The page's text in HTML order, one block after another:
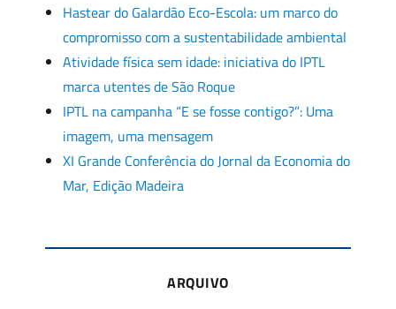
Hastear do Galardão Eco-Escola: um marco do
compromisso com a sustentabilidade ambiental
Atividade física sem idade: iniciativa do IPTL
marca utentes de São Roque
IPTL na campanha “E se fosse contigo?”: Uma
imagem, uma mensagem
XI Grande Conferência do Jornal da Economia do
Mar, Edição Madeira
ARQUIVO